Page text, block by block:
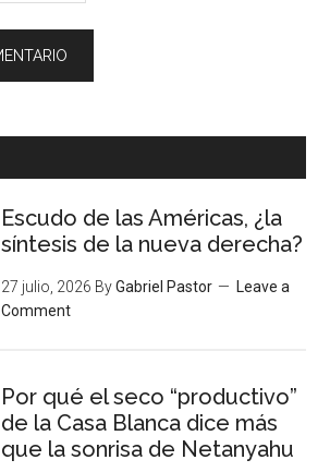
Escudo de las Américas, ¿la
síntesis de la nueva derecha?
27 julio, 2026 ByGabriel Pastor
Leave a
Comment
Por qué el seco “productivo”
de la Casa Blanca dice más
que la sonrisa de Netanyahu